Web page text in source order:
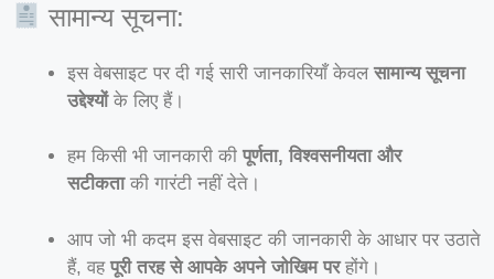
सामान्य सूचना:
इस वेबसाइट पर दी गई सारी जानकारियाँ केवल सामान्य सूचना
उद्देश्योंके लिए हैं।
हम किसी भी जानकारी की पूर्णता, विश्वसनीयता और
सटीकताकी गारंटी नहीं देते।
आप जो भी कदम इस वेबसाइट की जानकारी के आधार पर उठाते
हैं, वह पूरी तरह से आपके अपने जोखिम परहोंगे।